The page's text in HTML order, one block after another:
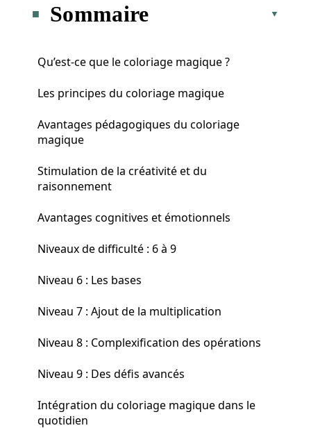
Sommaire
Qu’est-ce que le coloriage magique ?
Les principes du coloriage magique
Avantages pédagogiques du coloriage
magique
Stimulation de la créativité et du
raisonnement
Avantages cognitives et émotionnels
Niveaux de difficulté : 6 à 9
Niveau 6 : Les bases
Niveau 7 : Ajout de la multiplication
Niveau 8 : Complexification des opérations
Niveau 9 : Des défis avancés
Intégration du coloriage magique dans le
quotidien